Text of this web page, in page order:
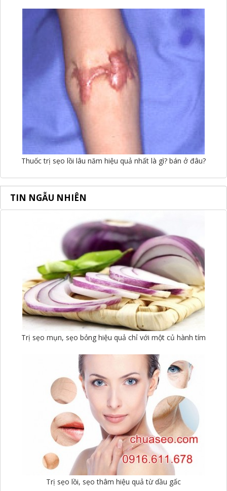
Thuốc trị sẹo lồi lâu năm hiệu quả nhất là gì? bán ở đâu?
TIN NGẪU NHIÊN
Trị sẹo mụn, sẹo bỏng hiệu quả chỉ với một củ hành tím
Trị sẹo lồi, sẹo thâm hiệu quả từ dầu gấc